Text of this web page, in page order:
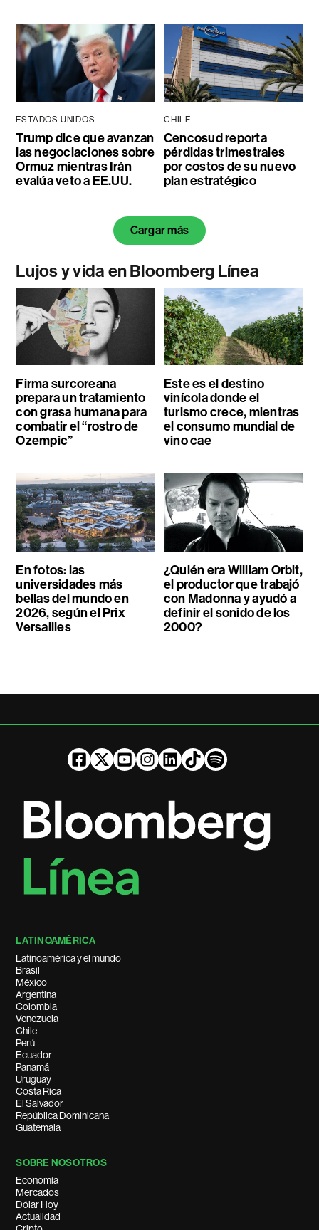
ESTADOS UNIDOS
Trump dice que avanzan
las negociaciones sobre
Ormuz mientras Irán
evalúa veto a EE.UU.
CHILE
Cencosud reporta
pérdidas trimestrales
por costos de su nuevo
plan estratégico
Cargar más
Lujos y vida en Bloomberg Línea
Firma surcoreana
prepara un tratamiento
con grasa humana para
combatir el “rostro de
Ozempic”
Este es el destino
vinícola donde el
turismo crece, mientras
el consumo mundial de
vino cae
En fotos: las
universidades más
bellas del mundo en
2026, según el Prix
Versailles
¿Quién era William Orbit,
el productor que trabajó
con Madonna y ayudó a
definir el sonido de los
2000?
LATINOAMÉRICA
Latinoamérica y el mundo
Brasil
México
Argentina
Colombia
Venezuela
Chile
Perú
Ecuador
Panamá
Uruguay
Costa Rica
El Salvador
República Dominicana
Guatemala
SOBRE NOSOTROS
Economía
Mercados
Dólar Hoy
Actualidad